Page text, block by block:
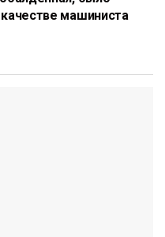
машиниста